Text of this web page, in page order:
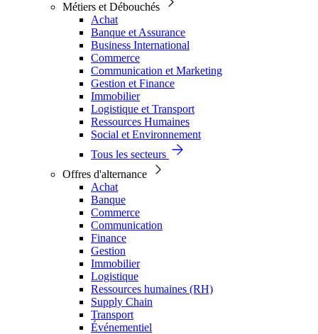
Métiers et Débouchés
Achat
Banque et Assurance
Business International
Commerce
Communication et Marketing
Gestion et Finance
Immobilier
Logistique et Transport
Ressources Humaines
Social et Environnement
Tous les secteurs
Offres d'alternance
Achat
Banque
Commerce
Communication
Finance
Gestion
Immobilier
Logistique
Ressources humaines (RH)
Supply Chain
Transport
Événementiel